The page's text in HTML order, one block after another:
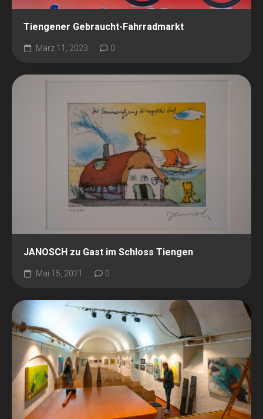
Tiengener Gebraucht-Fahrradmarkt
März 11, 2023 0
JANOSCH zu Gast im Schloss Tiengen
Mai 15, 2021 0